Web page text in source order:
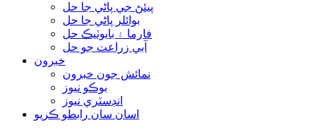
پيئڻ جي پاڻي جا حل
بوائلر پاڻي جا حل
فارما ۽ بايوٽيڪ حل
آبي زراعت جو حل
خبرون
نمائش جون خبرون
بوڪو نيوز
انڊسٽري نيوز
اسان سان رابطو ڪريو